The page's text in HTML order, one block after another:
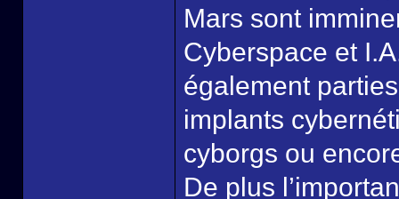
Mars sont
Cyberspace et
également
implants
cyborgs ou
De plus